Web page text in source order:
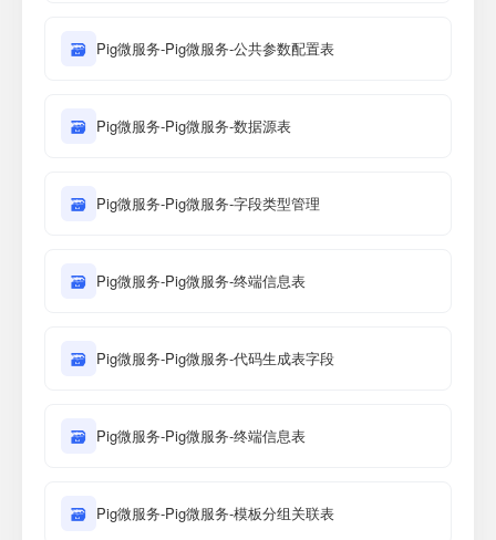
🗃 Pig微服务-Pig微服务-公共参数配置表
🗃 Pig微服务-Pig微服务-数据源表
🗃 Pig微服务-Pig微服务-字段类型管理
🗃 Pig微服务-Pig微服务-终端信息表
🗃 Pig微服务-Pig微服务-代码生成表字段
🗃 Pig微服务-Pig微服务-终端信息表
🗃 Pig微服务-Pig微服务-模板分组关联表